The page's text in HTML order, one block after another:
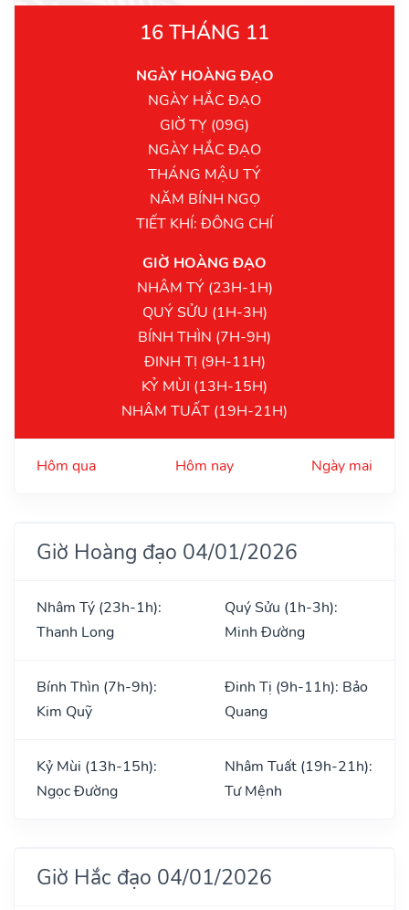
16 THÁNG 11
NGÀY HOÀNG ĐẠO
NGÀY HẮC ĐẠO
GIỜ TỴ (09G)
NGÀY HẮC ĐẠO
THÁNG MẬU TÝ
NĂM BÍNH NGỌ
TIẾT KHÍ: ĐÔNG CHÍ
GIỜ HOÀNG ĐẠO
NHÂM TÝ (23H-1H)
QUÝ SỬU (1H-3H)
BÍNH THÌN (7H-9H)
ĐINH TỊ (9H-11H)
KỶ MÙI (13H-15H)
NHÂM TUẤT (19H-21H)
Hôm qua Hôm nay Ngày mai
Giờ Hoàng đạo 04/01/2026
Nhâm Tý (23h-1h):
Thanh Long
Quý Sửu (1h-3h):
Minh Đường
Bính Thìn (7h-9h):
Kim Quỹ
Đinh Tị (9h-11h): Bảo
Quang
Kỷ Mùi (13h-15h):
Ngọc Đường
Nhâm Tuất (19h-21h):
Tư Mệnh
Giờ Hắc đạo 04/01/2026